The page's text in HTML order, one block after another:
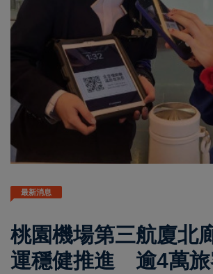
最新消息
桃園機場第三航廈北
運穩健推進 逾4萬旅